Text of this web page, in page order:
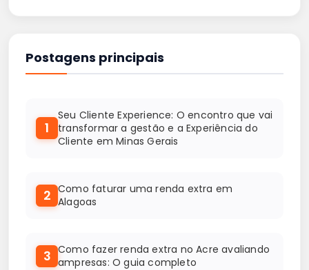
Postagens principais
1
Seu Cliente Experience: O encontro que vai
transformar a gestão e a Experiência do
Cliente em Minas Gerais
2 Como faturar uma renda extra em
Alagoas
3 Como fazer renda extra no Acre avaliando
ampresas: O guia completo